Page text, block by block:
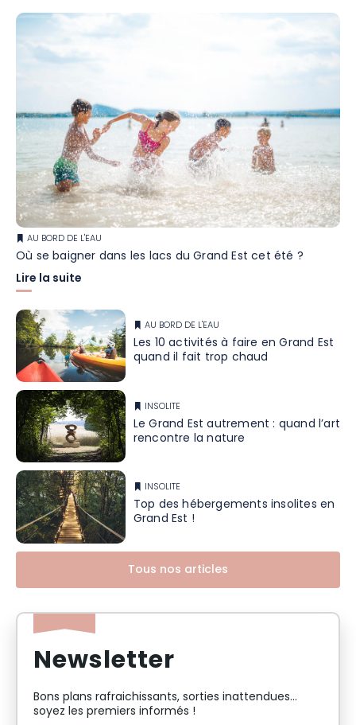
AU BORD DE L'EAU
Où se baigner dans les lacs du Grand Est cet été ?
Lire la suite
AU BORD DE L'EAU
Les 10 activités à faire en Grand Est
quand il fait trop chaud
INSOLITE
Le Grand Est autrement : quand l’art
rencontre la nature
INSOLITE
Top des hébergements insolites en
Grand Est !
Tous nos articles
Newsletter
Bons plans rafraichissants, sorties inattendues…
soyez les premiers informés !